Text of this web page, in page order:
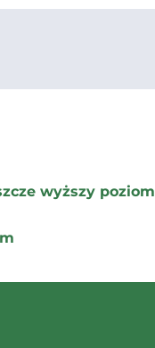
wyższy poziom